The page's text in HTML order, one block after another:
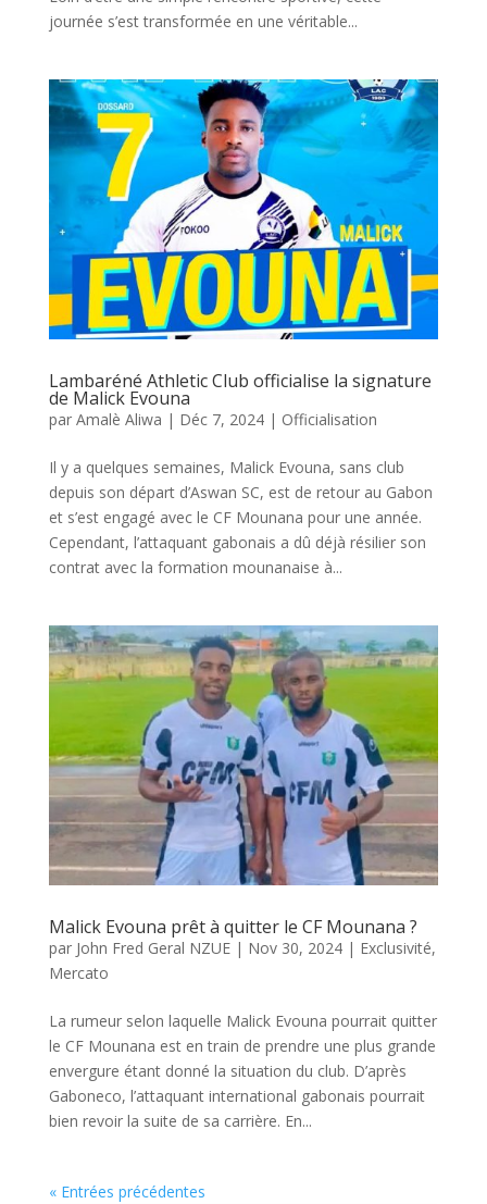
journée s’est transformée en une véritable...
Lambaréné Athletic Club officialise la signature
de Malick Evouna
par Amalè Aliwa | Déc 7, 2024| Officialisation
Il y a quelques semaines, Malick Evouna, sans club
depuis son départ d’Aswan SC, est de retour au Gabon
et s’est engagé avec le CF Mounana pour une année.
Cependant, l’attaquant gabonais a dû déjà résilier son
contrat avec la formation mounanaise à...
Malick Evouna prêt à quitter le CF Mounana ?
par John Fred Geral NZUE| Nov 30, 2024| Exclusivité,
Mercato
La rumeur selon laquelle Malick Evouna pourrait quitter
le CF Mounana est en train de prendre une plus grande
envergure étant donné la situation du club. D’après
Gaboneco, l’attaquant international gabonais pourrait
bien revoir la suite de sa carrière. En...
« Entrées précédentes